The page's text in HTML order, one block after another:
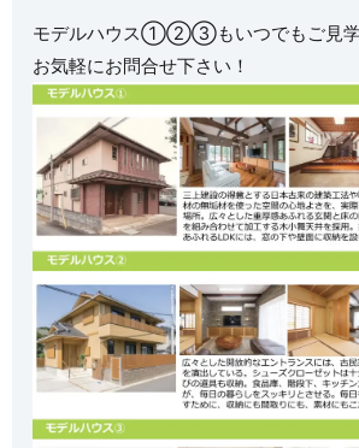
モデルハウス①②③もいつでもご見学
お気軽にお問合せ下さい！